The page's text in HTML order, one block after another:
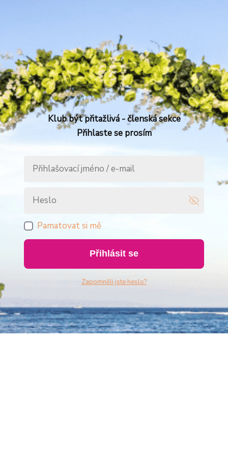
Klub být přitažlivá - členská sekce
Přihlaste se prosím
Pamatovat si mě
Přihlásit se
Zapomněli jste heslo?